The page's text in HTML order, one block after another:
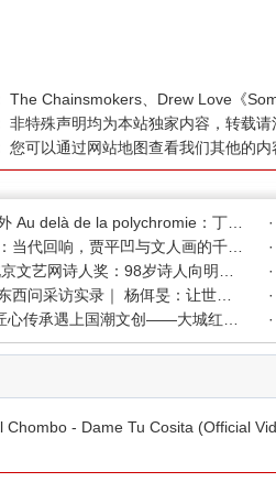
The Chainsmokers、Drew Love《
非特殊声明均为本站独家内容，转载请
您可以通过网站地图查看我们其他的内
Chombo - Dame Tu Cosita (Official